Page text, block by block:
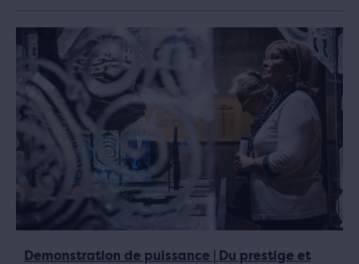
Demonstration de puissance | Du prestige et